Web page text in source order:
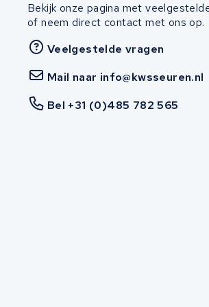
Stella
Winther
Bekijk onze pagina met
of neem direct contact met ons op.
Veelgestelde vragen
Mail naar info@kwsseuren.nl
Bel +31 (0)485 782 565